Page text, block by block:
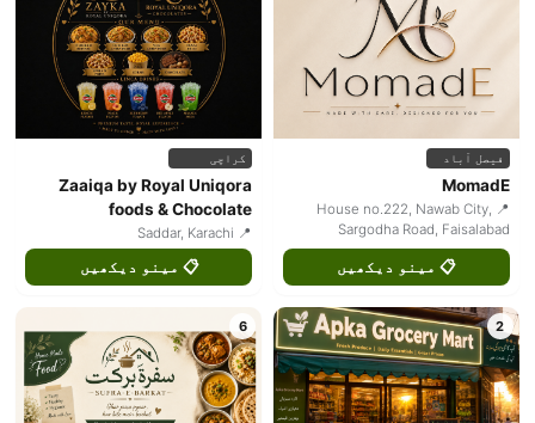
فیصل آباد
MomadE
📍 House no.222, Nawab City,
Sargodha Road, Faisalabad
📋 مینو دیکھیں
کراچی
Zaaiqa by Royal Uniqora
foods & Chocolate
📍 Saddar, Karachi
📋 مینو دیکھیں
2
6